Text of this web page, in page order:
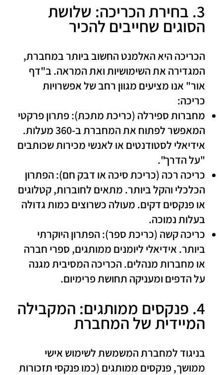
3. בחירת הכריכה: שלושת
הסוגים שחייבים להכיר
הכריכה היא האלמנט החשוב ביותר במחברת,
המגדירה את השימושיות ואת המראה. ב"דף
אור" אנו מציעים מגוון רחב של אפשרויות
כריכה:
מחברות ספירלה (כריכת מתכת): פתרון פרקטי
המאפשר לפתוח את המחברת ב-360 מעלות.
אידיאלי לסטודנטים או לאנשי מכירות שכותבים
"על הדרך".
כריכה רכה (כריכת סיכה או דבק חם): הפתרון
הכלכלי והקל ביותר. מתאים לחוברות, קטלוגים
או פנקסים דקים. מעולה כשרוצים כמות גדולה
בעלות נמוכה.
כריכה קשה (כריכת ספר): הפתרון היוקרתי
ביותר. אידיאלי ליומנים ממותגים, ספרי חברה
או מחברות מנהלים. הכריכה המסיבית מגנה
על הדפים ומעניקה תחושת פרימיום.
4. פנקסים ממותגים: המקבילה
המיידית של המחברת
בניגוד למחברת המשמשת לשימוש אישי
ממושך, פנקסים ממותגים (כמו פנקסי תזכורות